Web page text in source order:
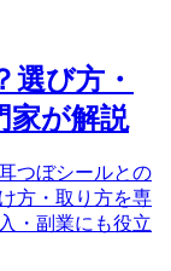
選び方・
家が解説
つぼシールとの
方・取り方を専
・副業にも役立